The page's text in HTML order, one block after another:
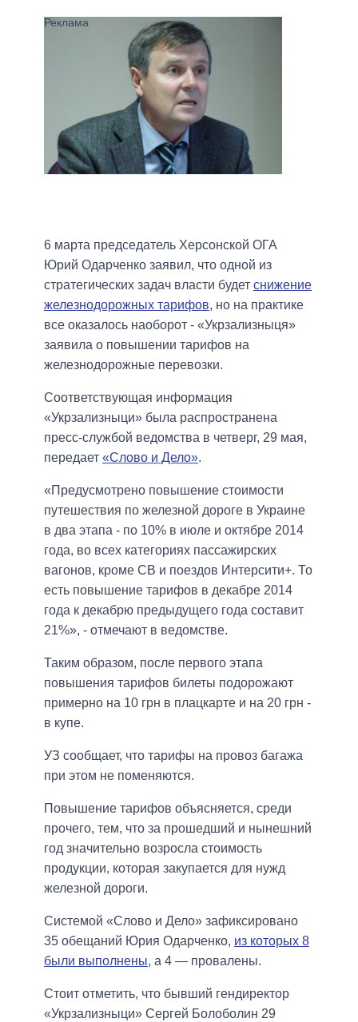
6 марта председатель Херсонской ОГА
Юрий Одарченко заявил, что одной из
стратегических задач власти будет снижение
железнодорожных тарифов, но на практике
все оказалось наоборот - «Укрзализныця»
заявила о повышении тарифов на
железнодорожные перевозки.
Соответствующая информация
«Укрзализныци» была распространена
пресс-службой ведомства в четверг, 29 мая,
передает «Слово и Дело».
«Предусмотрено повышение стоимости
путешествия по железной дороге в Украине
в два этапа - по 10% в июле и октябре 2014
года, во всех категориях пассажирских
вагонов, кроме СВ и поездов Интерсити+. То
есть повышение тарифов в декабре 2014
года к декабрю предыдущего года составит
21%», - отмечают в ведомстве.
Таким образом, после первого этапа
повышения тарифов билеты подорожают
примерно на 10 грн в плацкарте и на 20 грн -
в купе.
УЗ сообщает, что тарифы на провоз багажа
при этом не поменяются.
Повышение тарифов объясняется, среди
прочего, тем, что за прошедший и нынешний
год значительно возросла стоимость
продукции, которая закупается для нужд
железной дороги.
Системой «Слово и Дело» зафиксировано
35 обещаний Юрия Одарченко, из которых 8
были выполнены, а 4 — провалены.
Стоит отметить, что бывший гендиректор
«Укрзализныци» Сергей Болоболин 29